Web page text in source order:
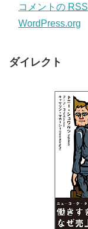
コメントの RSS
WordPress.org
ダイレクト